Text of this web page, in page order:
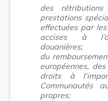
des
prestations
effectuées par
accises à
douanières;
du
européennes,
droits à
Communautés
propres;